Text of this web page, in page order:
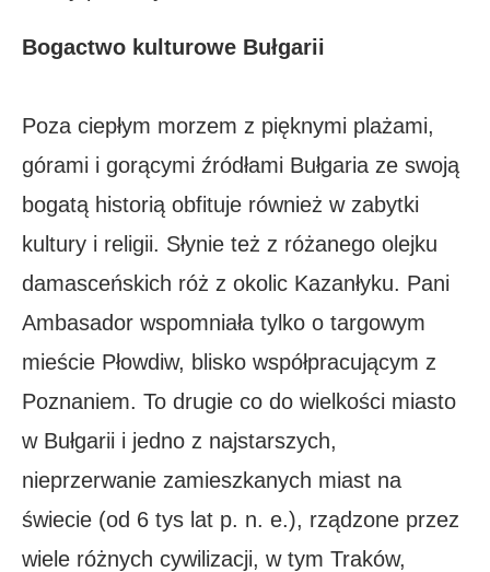
Bogactwo kulturowe Bułgarii
Poza ciepłym morzem z pięknymi plażami,
górami i gorącymi źródłami Bułgaria ze swoją
bogatą historią obfituje również w zabytki
kultury i religii. Słynie też z różanego olejku
damasceńskich róż z okolic Kazanłyku. Pani
Ambasador wspomniała tylko o targowym
mieście Płowdiw, blisko współpracującym z
Poznaniem. To drugie co do wielkości miasto
w Bułgarii i jedno z najstarszych,
nieprzerwanie zamieszkanych miast na
świecie (od 6 tys lat p. n. e.), rządzone przez
wiele różnych cywilizacji, w tym Traków,